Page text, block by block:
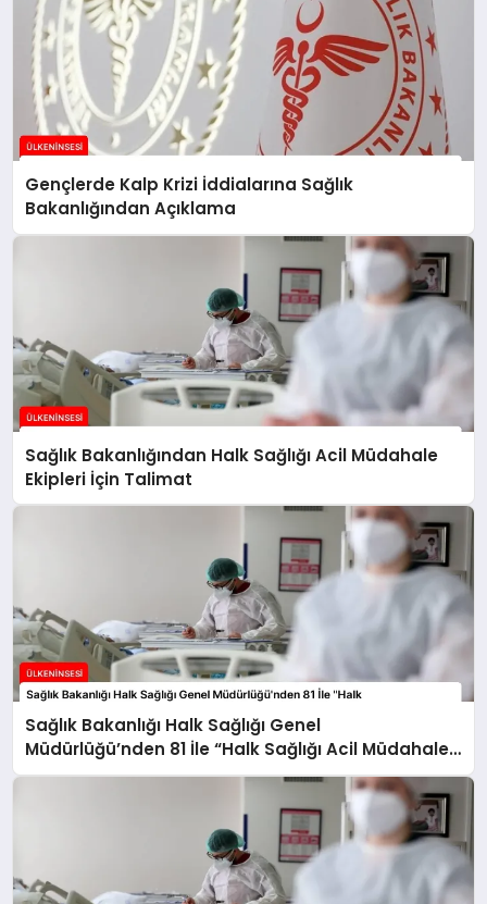
Gençlerde Kalp Krizi İddialarına Sağlık
Bakanlığından Açıklama
Sağlık Bakanlığından Halk Sağlığı Acil Müdahale
Ekipleri İçin Talimat
Sağlık Bakanlığı Halk Sağlığı Genel
Müdürlüğü’nden 81 İle “Halk Sağlığı Acil Müdahale
Ekipleri” Gönderildi